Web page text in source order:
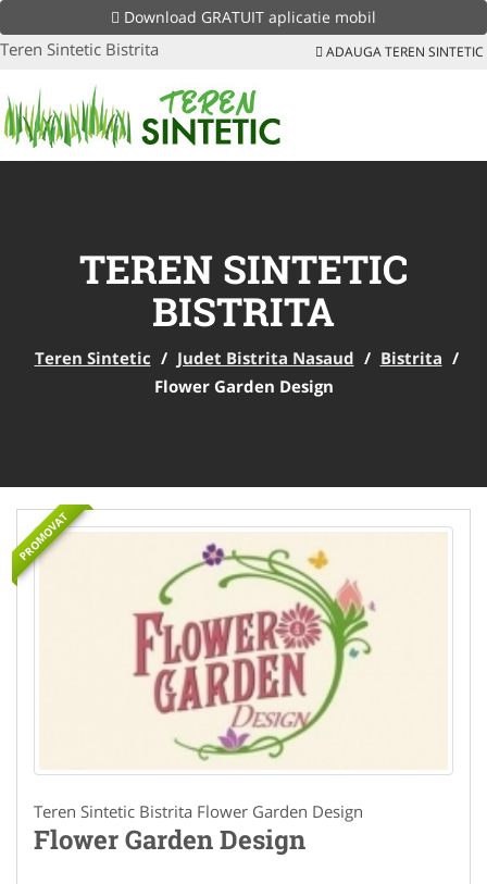
Download GRATUIT aplicatie mobil
Teren Sintetic Bistrita ADAUGA TEREN SINTETIC
TEREN SINTETIC
BISTRITA
Teren Sintetic / Judet Bistrita Nasaud / Bistrita /
Flower Garden Design
PROMOVAT
Teren Sintetic Bistrita Flower Garden Design
Flower Garden Design